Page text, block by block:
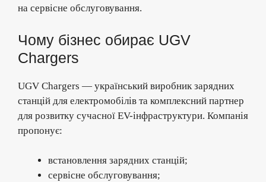
на сервісне обслуговування.
Чому бізнес обирає UGV
Chargers
UGV Chargers — український виробник зарядних
станцій для електромобілів та комплексний партнер
для розвитку сучасної EV-інфраструктури. Компанія
пропонує:
встановлення зарядних станцій;
сервісне обслуговування;